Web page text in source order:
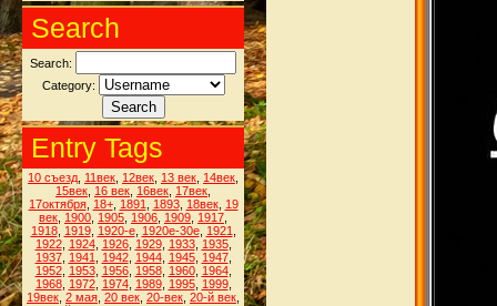
Search
Search:
Category:
Entry Tags
10 съезд 11век 12век 13 век 14век
15век 16 век 16век 17век
17октября, 18+, 1891 1893, 18век, 19
век 1900 1905 1906 1909 1917
1918, 1919, 1920-е, 1920е-30е, 1921
1922, 1924, 1926, 1929, 1933, 1935,
1937, 1941 1942, 1944, 1945, 1947,
1952, 1953, 1956, 1958, 1960, 1964,
1968, 1972, 1974, 1989, 1995, 1999,
19век 2 мая 20 век 20-век 20-й век